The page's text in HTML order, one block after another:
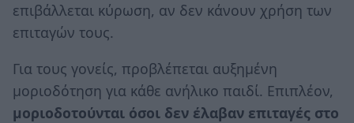
επιβάλλεται κύρωση, αν δεν κάνουν χρήση των
επιταγών τους.
Για τους γονείς, προβλέπεται αυξημένη
μοριοδότηση για κάθε ανήλικο παιδί. Επιπλέον,
μοριοδοτούνται όσοι δεν έλαβαν επιταγές στο